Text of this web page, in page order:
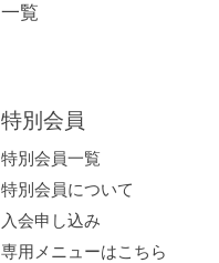
一覧
特別会員
特別会員一覧
特別会員について
入会申し込み
専用メニューはこちら